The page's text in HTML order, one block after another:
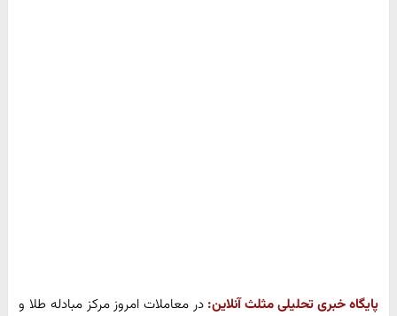
پایگاه خبری تحلیلی مثلث آنلاین: در معاملات امروز مرکز مبادله طلا و